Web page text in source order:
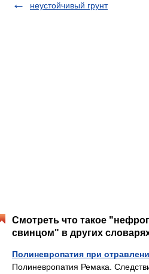
неустойчивый грунт
Смотреть что такое
свинцом" в других
Полиневропатия при
Полиневропатия Ремака.